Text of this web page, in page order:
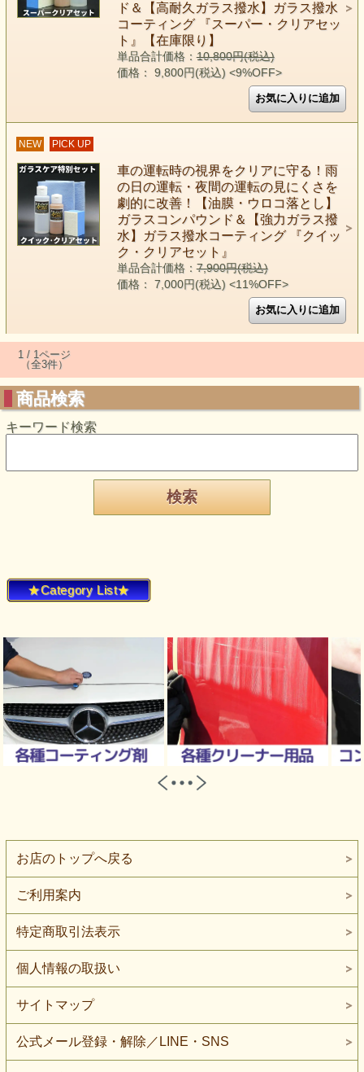
ド＆【高耐久ガラス撥水】ガラス撥水
コーティング 『スーパー・クリアセッ
ト』【在庫限り】
単品合計価格：10,800円(税込)
価格： 9,800円(税込) <9%OFF>
NEW PICK UP
車の運転時の視界をクリアに守る！雨
の日の運転・夜間の運転の見にくさを
劇的に改善！【油膜・ウロコ落とし】
ガラスコンパウンド＆【強力ガラス撥
水】ガラス撥水コーティング 『クイッ
ク・クリアセット』
単品合計価格：7,900円(税込)
価格： 7,000円(税込) <11%OFF>
1 / 1ページ
（全3件）
商品検索
キーワード検索
★Category List★
お店のトップへ戻る
ご利用案内
特定商取引法表示
個人情報の取扱い
サイトマップ
公式メール登録・解除／LINE・SNS